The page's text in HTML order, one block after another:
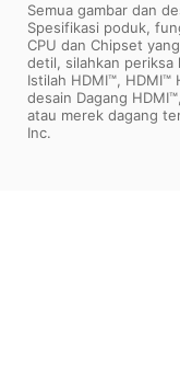
Semua gambar dan
Spesifikasi poduk,
CPU dan Chipset
detil, silahkan periksa
Istilah HDMI™,
desain Dagang
atau merek dagang
Inc.